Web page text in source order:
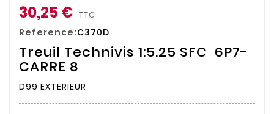
30,25 € TTC
Reference:C370D
Treuil Technivis 1:5.25 SFC 6P7-
CARRE 8
D99 EXTERIEUR